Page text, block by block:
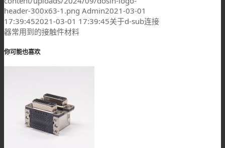
header-300x63-1.png Admin2021-03-01
17:39:452021-03-01 17:39:45关于d-sub连接
器常用到的接触件材料
你可能也喜欢